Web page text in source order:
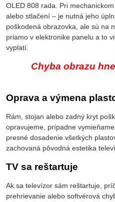
OLED 808 rada. Pri
alebo stlačení – je nutná jeho
poškodená obrazovka, ale sú na
priamo v elektronike panelu a to
vyplatí.
Chyba obrazu
Oprava a výmena
Rám, stojan alebo zadný kryt
opravujeme, prípadne
presné dosadenie všetkých
zachovaná pôvodná estetika
TV sa reštartuje
Ak sa televízor sám reštartuje,
prehrievanie alebo softvérová